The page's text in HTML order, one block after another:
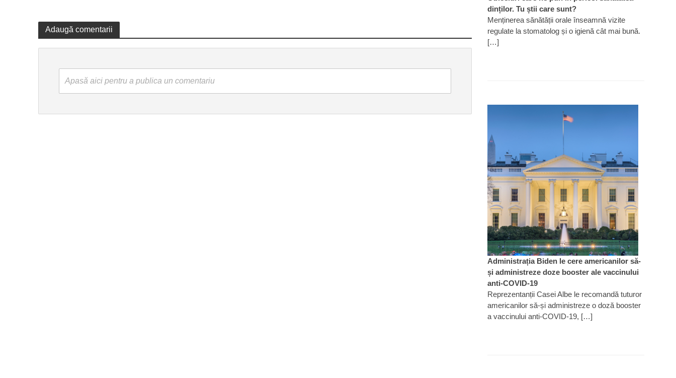
Adaugă comentarii
Apasă aici pentru a publica un comentariu
dinților. Tu știi care sunt?
Menținerea sănătății orale înseamnă vizite
regulate la stomatolog și o igienă cât mai bună.
[…]
Administrația Biden le cere americanilor să-
și administreze doze booster ale vaccinului
anti-COVID-19
Reprezentanții Casei Albe le recomandă tuturor
americanilor să-și administreze o doză booster
a vaccinului anti-COVID-19, […]